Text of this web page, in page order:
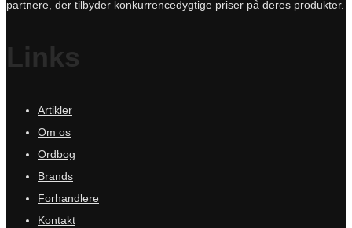
partnere, der tilbyder konkurrencedygtige priser på deres produkter.
Links
Artikler
Om os
Ordbog
Brands
Forhandlere
Kontakt